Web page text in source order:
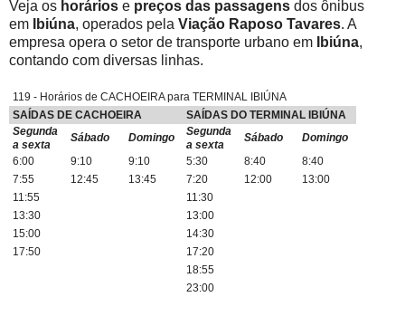
Veja os horários e preços das passagens dos ônibus
em
Ibiúna, operados pela Viação Raposo Tavares. A
empresa opera o setor de transporte urbano em
Ibiúna,
contando com diversas linhas.
119 - Horários de CACHOEIRA para TERMINAL IBIÚNA
SAÍDAS DE CACHOEIRA
SAÍDAS DO TERMINAL IBIÚNA
Segunda
a sexta
Sábado Domingo
Segunda
a sexta
Sábado
Domingo
6:00
9:10 9:10 5:30 8:40
8:40
7:55
12:45 13:45 7:20 12:00
13:00
11:55
11:30
13:30
13:00
15:00
14:30
17:50
17:20
18:55
23:00